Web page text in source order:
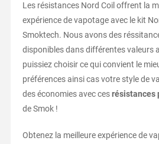
Les résistances Nord Coil offrent la
expérience de vapotage avec le kit
Smoktech. Nous avons des
disponibles dans différentes valeurs
puissiez choisir ce qui convient le
préférences ainsi cas votre style de
des économies avec cesrésistances
de Smok !
Obtenez la meilleure expérience de